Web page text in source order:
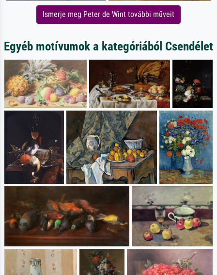
Ismerje meg Peter de Wint további műveit
Egyéb motívumok a kategóriából Csendélet